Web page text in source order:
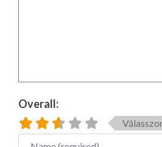
Overall:
Name